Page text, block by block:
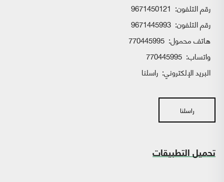
رقم التلفون: 9671450121
رقم التلفون: 9671445993
هاتف محمول: 770445995
واتساب:
البريد الإلكتروني: راسلنا
راسلنا
تحميل التطبيقات